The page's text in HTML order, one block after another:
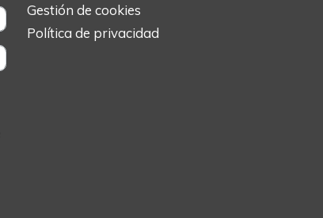
Gestión de cookies
Política de privacidad